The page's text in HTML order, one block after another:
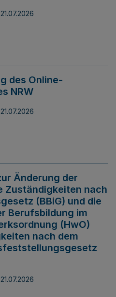
21.07.2026
des Online-
NRW
21.07.2026
Änderung der
Zuständigkeiten nach
(BBiG) und die
Berufsbildung im
(HwO)
nach dem
21.07.2026